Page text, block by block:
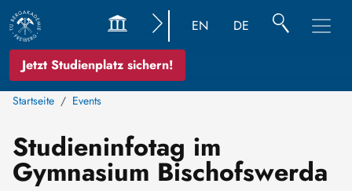
Jetzt Studienplatz sichern!
EN DE
Startseite Events
Studieninfotag im
Gymnasium Bischofswerda